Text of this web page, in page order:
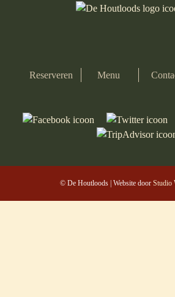
Reserveren Menu
© De Houtloods | Website door Studio